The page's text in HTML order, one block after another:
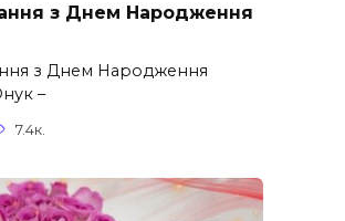
з Днем Народження
з Днем Народження
–
7.4к.